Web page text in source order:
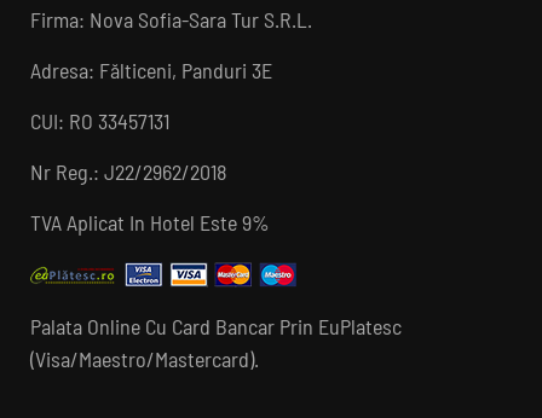
Firma: Nova Sofia-Sara Tur S.R.L.
Adresa: Fălticeni, Panduri 3E
CUI: RO 33457131
Nr Reg.: J22/2962/2018
TVA Aplicat In Hotel Este 9%
Palata Online Cu Card Bancar Prin EuPlatesc
(Visa/Maestro/Mastercard).